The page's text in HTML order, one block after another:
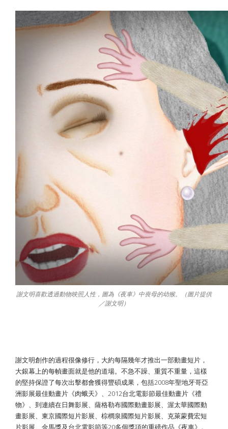
謝文明喜歡透過動物映照人性，圖為《夜車》中喪母的幼猴。（圖片提供
／謝文明）
謝文明創作的過程很像修行，大約每隔幾年才推出一部動畫短片，
大銀幕上的每幀畫面就是他的道場。不急不躁、重質不重量，這樣
的堅持保證了每次出擊都會獲得豐碩成果，包括2008年聖地牙哥亞
洲影展最佳動畫片《肉蛾天》、2012台北電影節最佳動畫片《禮
物》、到連續在日舞影展、薩格勒布國際動畫影展、渥太華國際動
畫影展、東京國際短片影展、棕櫚泉國際短片影展、克萊蒙費宏短
片影展、金馬獎及台北電影節等20多個獎項的重磅作品《夜車》。